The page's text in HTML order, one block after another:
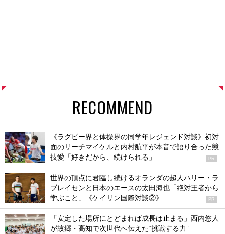
RECOMMEND
《ラグビー界と体操界の同学年レジェンド対談》初対
面のリーチマイケルと内村航平が本音で語り合った競
技愛「好きだから、続けられる」
PR
世界の頂点に君臨し続けるオランダの超人ハリー・ラ
ブレイセンと日本のエースの太田海也「絶対王者から
学ぶこと」《ケイリン国際対談②》
PR
「安定した場所にとどまれば成長は止まる」西内悠人
が故郷・高知で次世代へ伝えた“挑戦する力”